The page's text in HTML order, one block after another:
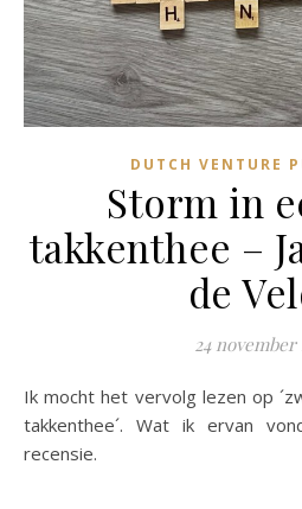
DUTCH VENTURE
Storm in
takkenthee –
de
24 november
Ik mocht het vervolg lezen op ´zwarte koffie, macchiato &
takkenthee´. Wat ik ervan
recensie.